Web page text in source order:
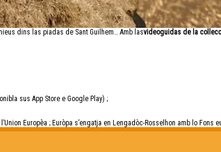
dins las piadas de Sant Guilhem… Amb lasvideoguidas de la
sus App Store e Google Play) ;
Europèa ; Euròpa s’engatja en Lengadòc-Rosselhon amb lo Fons